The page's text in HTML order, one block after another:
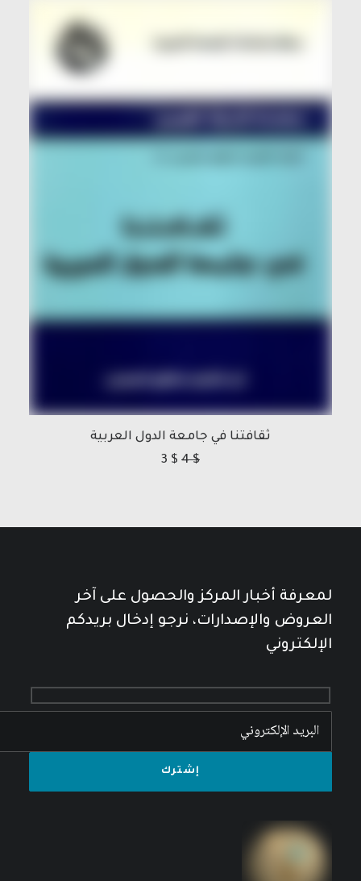
ثقافتنا في جامعة الدول العربية
4$
3 $
لمعرفة أخبار المركز والحصول على آخر
العروض والإصدارات، نرجو إدخال بريدكم
الإلكتروني